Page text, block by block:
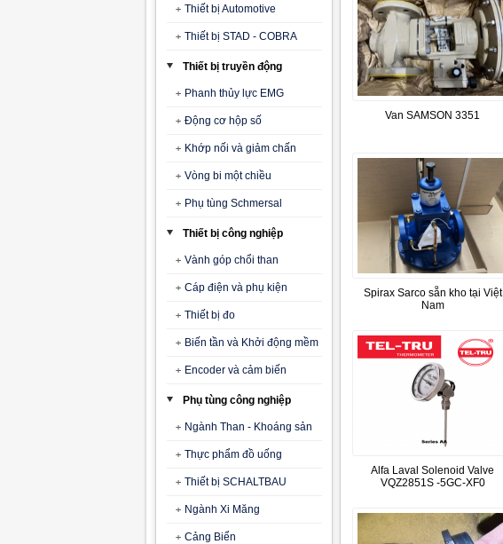
Thiết bị Automotive
Thiết bị STAD - COBRA
Thiết bị truyền động
Phanh thủy lực EMG
Động cơ hộp số
Khớp nối và giảm chấn
Vòng bi một chiều
Phụ tùng Schmersal
Thiết bị công nghiệp
Vành góp chổi than
Cáp điện và phụ kiện
Thiết bị đo
Biến tần và Khởi động mềm
Encoder và cảm biến
Phụ tùng công nghiệp
Ngành Than - Khoáng sản
Thực phẩm đồ uống
Thiết bị SCHALTBAU
Ngành Xi Măng
Cảng Biển
Van SAMSON 3351
Spirax Sarco sẵn kho tại Việt
Nam
Alfa Laval Solenoid Valve
VQZ2851S -5GC-XF0